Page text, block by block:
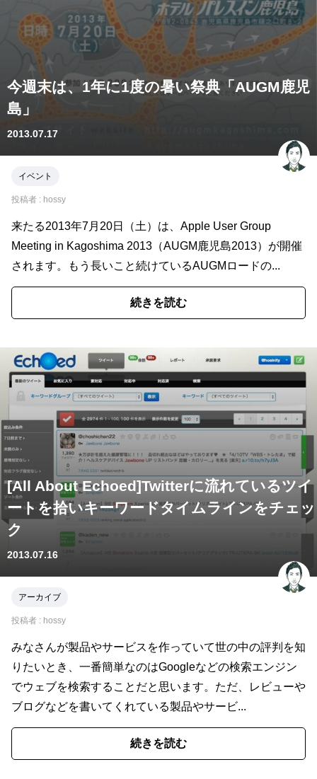
今週末は、1年に1度の暑い祭典「AUGM鹿児
島」
2013.07.17
イベント
投稿者 : hossy
来たる2013年7月20日（土）は、Apple User Group
Meeting in Kagoshima 2013（AUGM鹿児島2013）が開催
されます。もう長いこと続けているAUGMロードの...
続きを読む
[All About Echoed]Twitterに流れているツイ
ートを拾いキーワードタイムラインをチェッ
ク
2013.07.16
アーカイブ
投稿者 : hossy
みなさんが製品やサービスを作っていて世の中の評判を知
りたいとき、一番簡単なのはGoogleなどの検索エンジン
でウェブを検索することだと思います。ただ、レビューや
ブログなどを書いてくれている製品やサービ...
続きを読む